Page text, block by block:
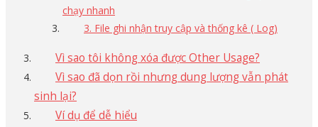
chạy nhanh
3. File ghi nhận truy cập và thống kê ( Log)
Vì sao tôi không xóa được Other Usage?
Vì sao đã dọn rồi nhưng dung lượng vẫn phát
sinh lại?
Ví dụ để dễ hiểu